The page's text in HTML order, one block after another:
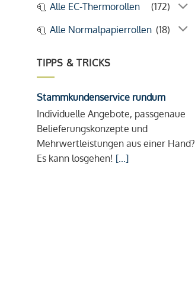
Alle EC-Thermorollen
(172)
Alle Normalpapierrollen (18)
TIPPS & TRICKS
Stammkundenservice rundum
Individuelle Angebote, passgenaue
Belieferungskonzepte und
Mehrwertleistungen aus einer Hand?
Es kann losgehen! [...]